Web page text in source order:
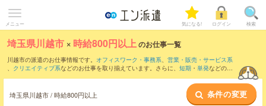
メニュー 気になる! ログイン 検索
埼玉県川越市 × 時給800円以上のお仕事一覧
川越市の派遣のお仕事情報です。 オフィスワーク・事務系、 営業・販売・サービス系
、 クリエイティブ系などのお仕事を取り揃えています。さらに、 短期 ・ 単発などの期
時給1150円以上 ・1800円以上の求人はこちら
当サイトでは法令を遵守し、最低賃金以上の求人のみを掲載しています。
埼玉県川越市 / 時給800円以上 条件の変更